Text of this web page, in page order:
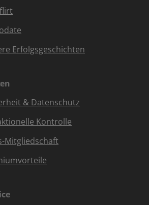
Erfolgsgeschichten
& Datenschutz
Kontrolle
Mitgliedschaft